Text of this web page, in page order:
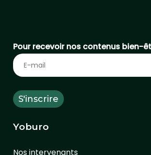
Pour recevoir nos contenus bien-
Yoburo
Nos intervenants